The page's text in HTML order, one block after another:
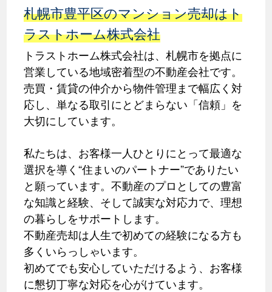
札幌市豊平区のマンション売却はト
ラストホーム株式会社
トラストホーム株式会社は、札幌市を拠点に
営業している地域密着型の不動産会社です。
売買・賃貸の仲介から物件管理まで幅広く対
応し、単なる取引にとどまらない「信頼」を
大切にしています。
私たちは、お客様一人ひとりにとって最適な
選択を導く“住まいのパートナー”でありたい
と願っています。不動産のプロとしての豊富
な知識と経験、そして誠実な対応力で、理想
の暮らしをサポートします。
不動産売却は人生で初めての経験になる方も
多くいらっしゃいます。
初めてでも安心していただけるよう、お客様
に懇切丁寧な対応を心がけています。